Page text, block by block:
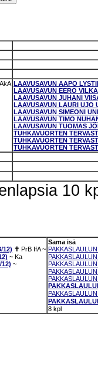
AkA LAAVUSAVUN AAPO
LAAVUSAVUN EERO
LAAVUSAVUN JUHANI
LAAVUSAVUN LAURI UJO
LAAVUSAVUN SIMEONI
LAAVUSAVUN TIMO
LAAVUSAVUN TUOMAS
TUHKAVUORTEN
TUHKAVUORTEN
TUHKAVUORTEN
10
12) ✝ PrB IfA ~
~ Ka
12) ~
Sama isä
8 kpl